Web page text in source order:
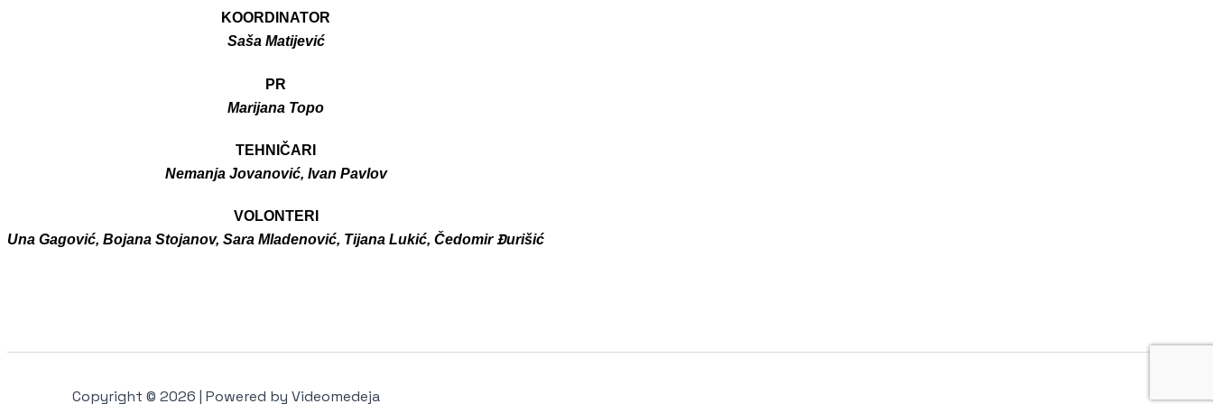
KOORDINATOR
Saša Matijević
PR
Marijana Topo
TEHNIČARI
Nemanja Jovanović, Ivan Pavlov
VOLONTERI
Una Gagović, Bojana Stojanov, Sara Mladenović, Tijana Lukić, Čedomir Đurišić
Copyright © 2026 | Powered by Videomedeja